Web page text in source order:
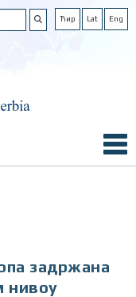
Ћир Lat Eng
задржана
нивоу